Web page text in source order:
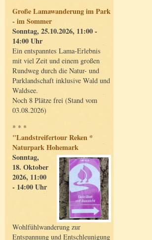
Große Lamawanderung im Park
- im Sommer
Sonntag, 25.10.2026, 11:00 -
14:00 Uhr
Ein entspanntes Lama-Erlebnis
mit viel Zeit und einem großen
Rundweg durch die Natur- und
Parklandschaft inklusive Wald und
Waldsee.
Noch 8 Plätze frei (Stand vom
03.08.2026)
* * *
"Landstreifertour Reken *
Naturpark Hohemark
Sonntag,
18. Oktober
2026, 11:00
- 14:00 Uhr
Wohlfühlwanderung zur
Entspannung und Entschleunigung